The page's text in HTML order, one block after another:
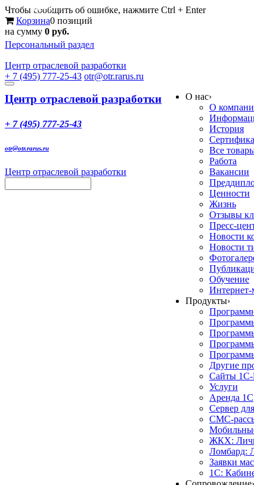
Чтобы сообщить об ошибке, нажмите Ctrl + Enter
Корзина0 позиций
на сумму 0 руб.
Персональный раздел
Центр отраслевой разработки
+ 7 (495) 777-25-43 otr@otr.rarus.ru
Toggle
navigation
Меню
Центр отраслевой разработки
+ 7 (495) 777-25-43
otr@otr.rarus.ru
Центр отраслевой разработки
О нас›
О
История
Все
Работа
Вакансии
Ценности
Жизнь
Отзывы
Пресс-
Новости
Новости
Обучение
Интернет-
Продукты›
Другие
Сайты 1С-
Услуги
Аренда 1С
Сервер
СМС-
ЖКХ:
Ломбард:
Заявки
1С: